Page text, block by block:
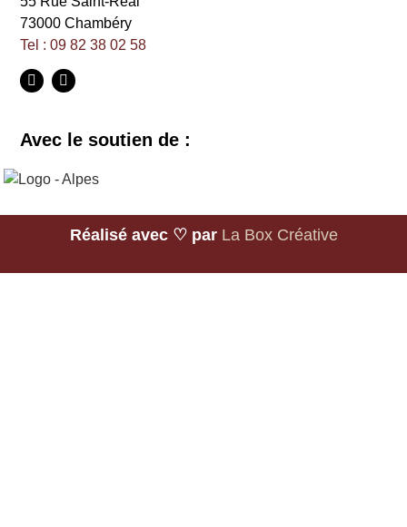
73000 Chambéry
Tel : 09 82 38 02 58
Avec le soutien de :
Réalisé avec ♡ par La Box Créative